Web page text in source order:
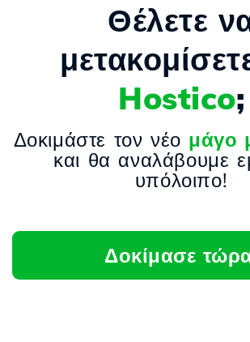
Θέλετε
Hostico;
Δοκιμάστε τον νέο μάγο
και θα αναλάβουμε
υπόλοιπο!
Δοκίμασε